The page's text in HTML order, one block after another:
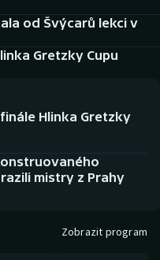
od Švýcarů lekci v
Gretzky Cupu
Hlinka Gretzky
mistry z Prahy
Zobrazit program